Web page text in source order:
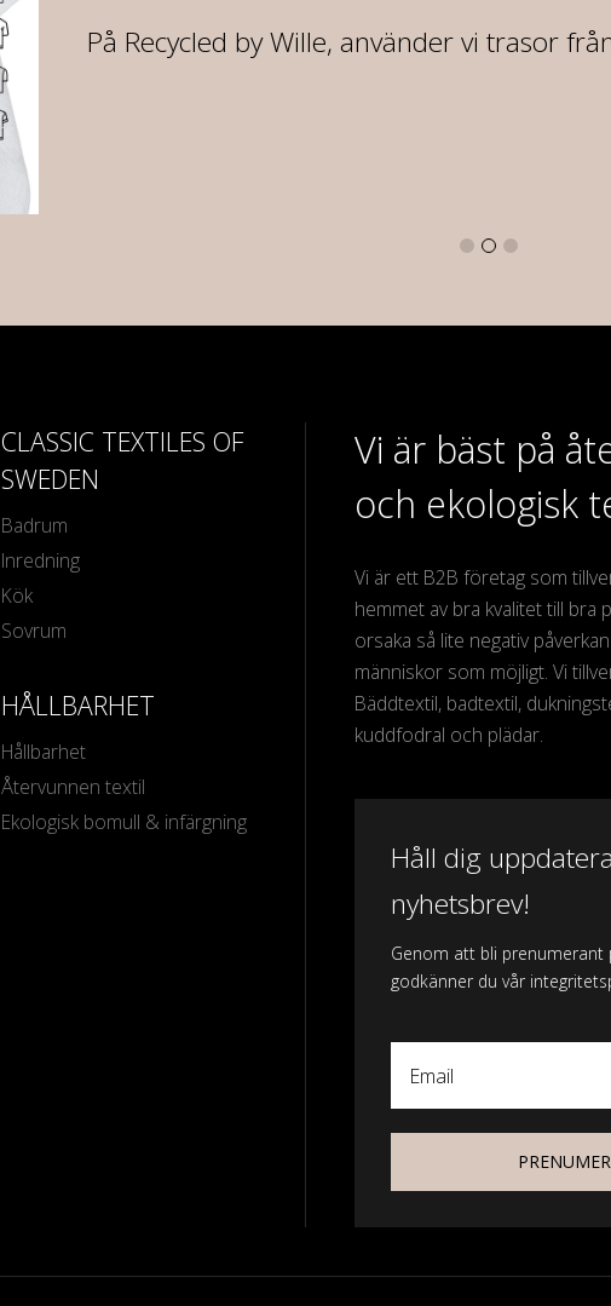
På Recycled by Wille, använder vi trasor
CLASSIC TEXTILES OF
SWEDEN
Badrum
Inredning
Kök
Sovrum
HÅLLBARHET
Hållbarhet
Återvunnen textil
Ekologisk bomull & infärgning
Vi är bäst på
och ekologisk
Vi är ett B2B företag som
hemmet av bra kvalitet till bra
orsaka så lite negativ
människor som möjligt. Vi
Bäddtextil, badtextil,
kuddfodral och plädar.
Håll dig
nyhetsbrev!
Genom att bli prenumerant
godkänner du vår
Email